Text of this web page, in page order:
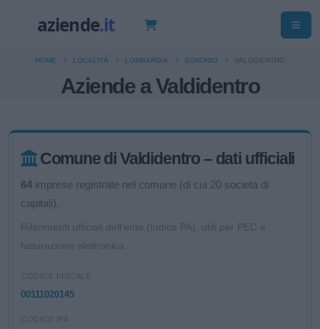
Aziende a Valdidentro
HOME LOCALITÀ LOMBARDIA SONDRIO VALDIDENTRO
Comune di Valdidentro – dati ufficiali
64 imprese registrate nel comune (di cui 20 società di
capitali).
Riferimenti ufficiali dell'ente (Indice PA), utili per PEC e
fatturazione elettronica.
CODICE FISCALE
00111020145
CODICE IPA